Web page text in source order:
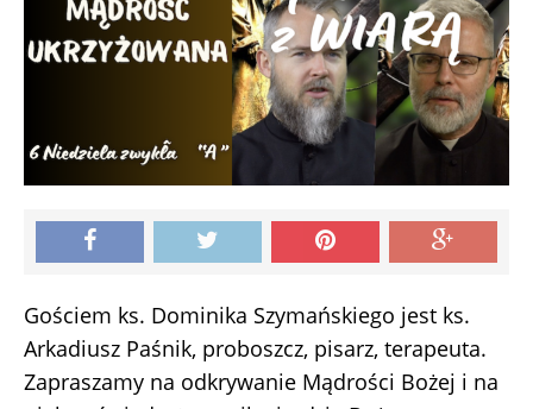
Gościem ks. Dominika Szymańskiego jest ks.
Arkadiusz Paśnik, proboszcz, pisarz, terapeuta.
Zapraszamy na odkrywanie Mądrości Bożej i na